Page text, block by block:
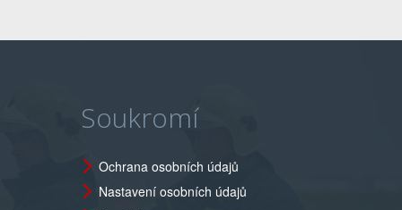
Soukromí
Ochrana osobních údajů
Nastavení osobních údajů